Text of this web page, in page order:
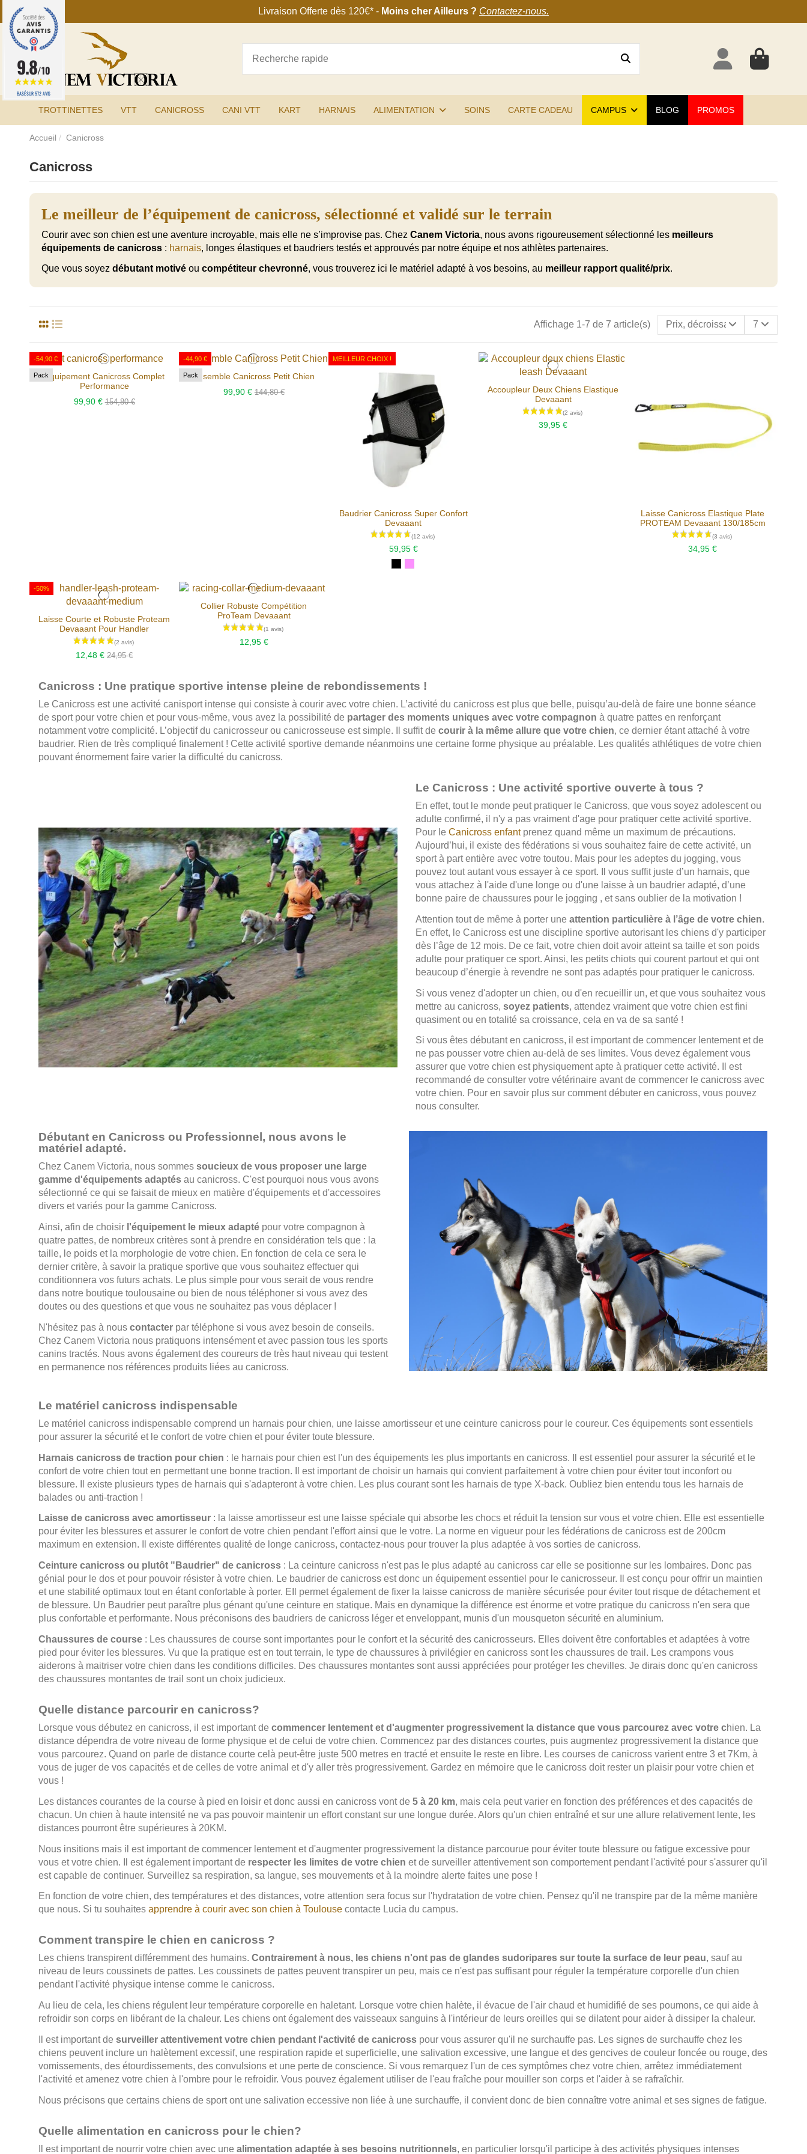
Livraison Offerte dès 120€* - Moins cher Ailleurs ? Contactez-nous.
TROTTINETTES VTT CANICROSS CANI VTT KART HARNAIS ALIMENTATION SOINS CARTE CADEAU CAMPUS BLOG PROMOS
Accueil Canicross
Canicross
Le meilleur de l’équipement de canicross, sélectionné et validé sur le terrain
Courir avec son chien est une aventure incroyable, mais elle ne s’improvise pas. Chez Canem Victoria, nous avons rigoureusement sélectionné les meilleurs
équipements de canicross : harnais, longes élastiques et baudriers testés et approuvés par notre équipe et nos athlètes partenaires.
Que vous soyez débutant motivé ou compétiteur chevronné, vous trouverez ici le matériel adapté à vos besoins, au meilleur rapport qualité/prix.
Affichage 1-7 de 7 article(s) Prix, décroissant 7
-54,90 €
PackEquipement Canicross Complet
Performance
99,90 €154,80 €
-44,90 €
PackEnsemble Canicross Petit Chien
99,90 €144,80 €
MEILLEUR CHOIX !
Baudrier Canicross Super Confort
Devaaant
(12 avis)
59,95 €
Accoupleur Deux Chiens Elastique
Devaaant
39,95 €
Laisse Canicross Elastique Plate
PROTEAM Devaaant 130/185cm
34,95 €
-50%
Laisse Courte et Robuste Proteam
Devaaant Pour Handler
(2 avis)
12,48 €24,95 €
Collier Robuste Compétition
ProTeam Devaaant
12,95 €
Canicross : Une pratique sportive intense pleine de rebondissements !
Le Canicross est une activité canisport intense qui consiste à courir avec votre chien. L’activité du canicross est plus que belle, puisqu’au-delà de faire une bonne séance
de sport pour votre chien et pour vous-même, vous avez la possibilité de partager des moments uniques avec votre compagnon à quatre pattes en renforçant
notamment votre complicité. L’objectif du canicrosseur ou canicrosseuse est simple. Il suffit de courir à la même allure que votre chien, ce dernier étant attaché à votre
baudrier. Rien de très compliqué finalement ! Cette activité sportive demande néanmoins une certaine forme physique au préalable. Les qualités athlétiques de votre chien
pouvant énormement faire varier la difficulté du canicross.
Le Canicross : Une activité sportive ouverte à tous ?
En effet, tout le monde peut pratiquer le Canicross, que vous soyez adolescent ou
adulte confirmé, il n'y a pas vraiment d'age pour pratiquer cette activité sportive.
Pour leCanicross enfantprenez quand même un maximum de précautions.
Aujourd’hui, il existe des fédérations si vous souhaitez faire de cette activité, un
sport à part entière avec votre toutou. Mais pour les adeptes du jogging, vous
pouvez tout autant vous essayer à ce sport. Il vous suffit juste d’un harnais, que
vous attachez à l'aide d'une longe ou d'une laisse à un baudrier adapté, d’une
bonne paire de chaussures pour le jogging , et sans oublier de la motivation !
Attention tout de même à porter uneattention particulière à l’âge de votre chien.
En effet, le Canicross est une discipline sportive autorisant les chiens d'y participer
dès l’âge de 12 mois. De ce fait, votre chien doit avoir atteint sa taille et son poids
adulte pour pratiquer ce sport. Ainsi, les petits chiots qui courent partout et qui ont
beaucoup d’énergie à revendre ne sont pas adaptés pour pratiquer le canicross.
Si vous venez d'adopter un chien, ou d'en recueillir un, et que vous souhaitez vous
mettre au canicross,soyez patients, attendez vraiment que votre chien est fini
quasiment ou en totalité sa croissance, cela en va de sa santé !
Si vous êtes débutant en canicross, il est important de commencer lentement et de
ne pas pousser votre chien au-delà de ses limites. Vous devez également vous
assurer que votre chien est physiquement apte à pratiquer cette activité. Il est
recommandé de consulter votre vétérinaire avant de commencer le canicross avec
votre chien. Pour en savoir plus sur comment débuter en canicross, vous pouvez
nous consulter.
Débutant en Canicross ou Professionnel, nous avons le
matériel adapté.
Chez Canem Victoria, nous sommes soucieux de vous proposer une large
gamme d'équipements adaptés au canicross. C'est pourquoi nous vous avons
sélectionné ce qui se faisait de mieux en matière d'équipements et d'accessoires
divers et variés pour la gamme Canicross.
Ainsi, afin de choisir l'équipement le mieux adapté pour votre compagnon à
quatre pattes, de nombreux critères sont à prendre en considération tels que : la
taille, le poids et la morphologie de votre chien. En fonction de cela ce sera le
dernier critère, à savoir la pratique sportive que vous souhaitez effectuer qui
conditionnera vos futurs achats. Le plus simple pour vous serait de vous rendre
dans notre boutique toulousaine ou bien de nous téléphoner si vous avez des
doutes ou des questions et que vous ne souhaitez pas vous déplacer !
N'hésitez pas à nous contacter par téléphone si vous avez besoin de conseils.
Chez Canem Victoria nous pratiquons intensément et avec passion tous les sports
canins tractés. Nous avons également des coureurs de très haut niveau qui testent
en permanence nos références produits liées au canicross.
Le matériel canicross indispensable
Le matériel canicross indispensable comprend un harnais pour chien, une laisse amortisseur et une ceinture canicross pour le coureur. Ces équipements sont essentiels
pour assurer la sécurité et le confort de votre chien et pour éviter toute blessure.
Harnais canicross de traction pour chien : le harnais pour chien est l'un des équipements les plus importants en canicross. Il est essentiel pour assurer la sécurité et le
confort de votre chien tout en permettant une bonne traction. Il est important de choisir un harnais qui convient parfaitement à votre chien pour éviter tout inconfort ou
blessure. Il existe plusieurs types de harnais qui s'adapteront à votre chien. Les plus courant sont les harnais de type X-back. Oubliez bien entendu tous les harnais de
balades ou anti-traction !
Laisse de canicross avec amortisseur : la laisse amortisseur est une laisse spéciale qui absorbe les chocs et réduit la tension sur vous et votre chien. Elle est essentielle
pour éviter les blessures et assurer le confort de votre chien pendant l'effort ainsi que le votre. La norme en vigueur pour les fédérations de canicross est de 200cm
maximum en extension. Il existe différentes qualité de longe canicross, contactez-nous pour trouver la plus adaptée à vos sorties de canicross.
Ceinture canicross ou plutôt "Baudrier" de canicross : La ceinture canicross n'est pas le plus adapté au canicross car elle se positionne sur les lombaires. Donc pas
génial pour le dos et pour pouvoir résister à votre chien. Le baudrier de canicross est donc un équipement essentiel pour le canicrosseur. Il est conçu pour offrir un maintien
et une stabilité optimaux tout en étant confortable à porter. EIl permet également de fixer la laisse canicross de manière sécurisée pour éviter tout risque de détachement et
de blessure. Un Baudrier peut paraître plus génant qu'une ceinture en statique. Mais en dynamique la différence est énorme et votre pratique du canicross n'en sera que
plus confortable et performante. Nous préconisons des baudriers de canicross léger et enveloppant, munis d'un mousqueton sécurité en aluminium.
Chaussures de course : Les chaussures de course sont importantes pour le confort et la sécurité des canicrosseurs. Elles doivent être confortables et adaptées à votre
pied pour éviter les blessures. Vu que la pratique est en tout terrain, le type de chaussures à privilégier en canicross sont les chaussures de trail. Les crampons vous
aiderons à maitriser votre chien dans les conditions difficiles. Des chaussures montantes sont aussi appréciées pour protéger les chevilles. Je dirais donc qu'en canicross
des chaussures montantes de trail sont un choix judicieux.
Quelle distance parcourir en canicross?
Lorsque vous débutez en canicross, il est important de commencer lentement et d'augmenter progressivement la distance que vous parcourez avec votre chien. La
distance dépendra de votre niveau de forme physique et de celui de votre chien. Commencez par des distances courtes, puis augmentez progressivement la distance que
vous parcourez. Quand on parle de distance courte celà peut-être juste 500 metres en tracté et ensuite le reste en libre. Les courses de canicross varient entre 3 et 7Km, à
vous de juger de vos capacités et de celles de votre animal et d'y aller très progressivement. Gardez en mémoire que le canicross doit rester un plaisir pour votre chien et
vous !
Les distances courantes de la course à pied en loisir et donc aussi en canicross vont de 5 à 20 km, mais cela peut varier en fonction des préférences et des capacités de
chacun. Un chien à haute intensité ne va pas pouvoir maintenir un effort constant sur une longue durée. Alors qu'un chien entraîné et sur une allure relativement lente, les
distances pourront être supérieures à 20KM.
Nous insitions mais il est important de commencer lentement et d'augmenter progressivement la distance parcourue pour éviter toute blessure ou fatigue excessive pour
vous et votre chien. Il est également important de respecter les limites de votre chien et de surveiller attentivement son comportement pendant l'activité pour s'assurer qu'il
est capable de continuer. Surveillez sa respiration, sa langue, ses mouvements et à la moindre alerte faites une pose !
En fonction de votre chien, des températures et des distances, votre attention sera focus sur l'hydratation de votre chien. Pensez qu'il ne transpire par de la même manière
que nous. Si tu souhaites apprendre à courir avec son chien à Toulouse contacte Lucia du campus.
Comment transpire le chien en canicross ?
Les chiens transpirent différemment des humains. Contrairement à nous, les chiens n'ont pas de glandes sudoripares sur toute la surface de leur peau, sauf au
niveau de leurs coussinets de pattes. Les coussinets de pattes peuvent transpirer un peu, mais ce n'est pas suffisant pour réguler la température corporelle d'un chien
pendant l'activité physique intense comme le canicross.
Au lieu de cela, les chiens régulent leur température corporelle en haletant. Lorsque votre chien halète, il évacue de l'air chaud et humidifié de ses poumons, ce qui aide à
refroidir son corps en libérant de la chaleur. Les chiens ont également des vaisseaux sanguins à l'intérieur de leurs oreilles qui se dilatent pour aider à dissiper la chaleur.
Il est important de surveiller attentivement votre chien pendant l'activité de canicross pour vous assurer qu'il ne surchauffe pas. Les signes de surchauffe chez les
chiens peuvent inclure un halètement excessif, une respiration rapide et superficielle, une salivation excessive, une langue et des gencives de couleur foncée ou rouge, des
vomissements, des étourdissements, des convulsions et une perte de conscience. Si vous remarquez l'un de ces symptômes chez votre chien, arrêtez immédiatement
l'activité et amenez votre chien à l'ombre pour le refroidir. Vous pouvez également utiliser de l'eau fraîche pour mouiller son corps et l'aider à se rafraîchir.
Nous précisons que certains chiens de sport ont une salivation eccessive non liée à une surchauffe, il convient donc de bien connaître votre animal et ses signes de fatigue.
Quelle alimentation en canicross pour le chien?
Il est important de nourrir votre chien avec une alimentation adaptée à ses besoins nutritionnels, en particulier lorsqu'il participe à des activités physiques intenses
9.8/10
BASÉ SUR 572 AVIS